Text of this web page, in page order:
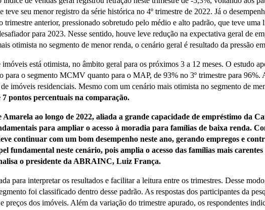
seu menor registro da série histórica no 4º trimestre de 2022. Já o
trimestre anterior, pressionado sobretudo pelo médio e alto padrão, que teve
para 2023. Nesse sentido, houve leve redução na expectativa geral de
otimista no segmento de menor renda, o cenário geral é resultado da pressão
está otimista, no âmbito geral para os próximos 3 a 12 meses. O estudo
para o segmento MCMV quanto para o MAP, de 93% no 3º trimestre para
imóveis residenciais. Mesmo com um cenário mais otimista no segmento de
pontos percentuais na comparação.
ao longo de 2022, aliada a grande capacidade de empréstimo da
para ampliar o acesso à moradia para famílias de baixa renda.
continuar com um bom desempenho neste ano, gerando empregos e
fundamental neste cenário, pois amplia o acesso das famílias mais
o presidente da ABRAINC, Luiz França.
para interpretar os resultados e facilitar a leitura entre os trimestres. Desse
foi classificado dentro desse padrão. As respostas dos participantes da
preços dos imóveis. Além da variação do trimestre apurado, os respondentes